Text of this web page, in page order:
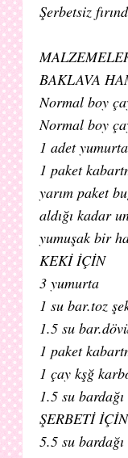
Şerbetsiz
BAKLAVA
Normal boy
Normal boy
1 adet yumurta
1 paket
yarım paket
aldığı kadar
yumuşak bir
KEKİ İÇİN
3 yumurta
1 su bar.toz
1.5 su
1 paket
1 çay kşğ
1.5 su
ŞERBETİ İÇİN
5.5 su bardağı